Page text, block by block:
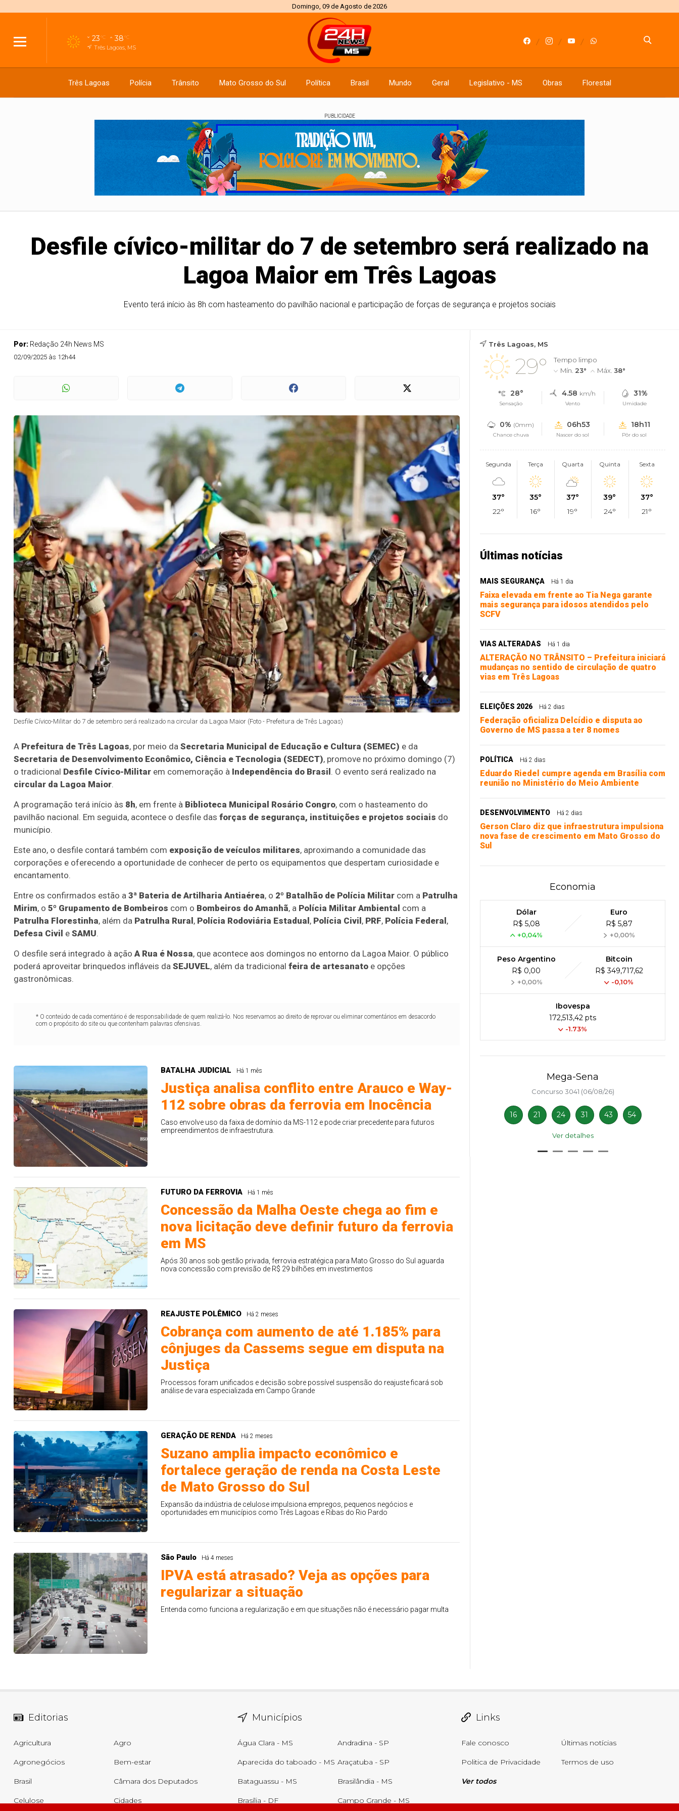
Domingo, 09 de Agosto de 2026
23°C 38°C
Três Lagoas, MS
Três Lagoas Polícia Trânsito Mato Grosso do Sul Política Brasil Mundo Geral Legislativo - MS Obras Florestal
PUBLICIDADE
Desfile cívico-militar do 7 de setembro será realizado na
Lagoa Maior em Três Lagoas
Evento terá início às 8h com hasteamento do pavilhão nacional e participação de forças de segurança e projetos sociais
Por: Redação 24h News MS
02/09/2025 às 12h44
Desfile Cívico-Militar do 7 de setembro será realizado na circular da Lagoa Maior (Foto - Prefeitura de Três Lagoas)
A Prefeitura de Três Lagoas, por meio da Secretaria Municipal de Educação e Cultura (SEMEC) e da
Secretaria de Desenvolvimento Econômico, Ciência e Tecnologia (SEDECT), promove no próximo domingo (7)
o tradicional Desfile Cívico-Militar em comemoração à Independência do Brasil . O evento será realizado na
circular da Lagoa Maior.
A programação terá início às 8h, em frente à Biblioteca Municipal Rosário Congro, com o hasteamento do
pavilhão nacional. Em seguida, acontece o desfile das forças de segurança, instituições e projetos sociais do
município.
Este ano, o desfile contará também com exposição de veículos militares, aproximando a comunidade das
corporações e oferecendo a oportunidade de conhecer de perto os equipamentos que despertam curiosidade e
encantamento.
Entre os confirmados estão a 3ª Bateria de Artilharia Antiaérea, o 2º Batalhão de Polícia Militar com a Patrulha
Mirim, o 5º Grupamento de Bombeiros com o Bombeiros do Amanhã, a Polícia Militar Ambiental com a
Patrulha Florestinha, além da Patrulha Rural , Polícia Rodoviária Estadual , Polícia Civil , PRF, Polícia Federal ,
Defesa Civil e SAMU.
O desfile será integrado à ação A Rua é Nossa, que acontece aos domingos no entorno da Lagoa Maior. O público
poderá aproveitar brinquedos infláveis da SEJUVEL, além da tradicional feira de artesanato e opções
gastronômicas.
* O conteúdo de cada comentário é de responsabilidade de quem realizá-lo. Nos reservamos ao direito de reprovar ou eliminar comentários em desacordo
com o propósito do site ou que contenham palavras ofensivas.
BATALHA JUDICIAL Há 1 mês
Justiça analisa conflito entre Arauco e Way-
112 sobre obras da ferrovia em Inocência
Caso envolve uso da faixa de domínio da MS-112 e pode criar precedente para futuros
empreendimentos de infraestrutura.
FUTURO DA FERROVIA Há 1 mês
Concessão da Malha Oeste chega ao fim e
nova licitação deve definir futuro da ferrovia
em MS
Após 30 anos sob gestão privada, ferrovia estratégica para Mato Grosso do Sul aguarda
nova concessão com previsão de R$ 29 bilhões em investimentos
REAJUSTE POLÊMICO Há 2 meses
Cobrança com aumento de até 1.185% para
cônjuges da Cassems segue em disputa na
Justiça
Processos foram unificados e decisão sobre possível suspensão do reajuste ficará sob
análise de vara especializada em Campo Grande
GERAÇÃO DE RENDA Há 2 meses
Suzano amplia impacto econômico e
fortalece geração de renda na Costa Leste
de Mato Grosso do Sul
Expansão da indústria de celulose impulsiona empregos, pequenos negócios e
oportunidades em municípios como Três Lagoas e Ribas do Rio Pardo
São Paulo Há 4 meses
IPVA está atrasado? Veja as opções para
regularizar a situação
Entenda como funciona a regularização e em que situações não é necessário pagar multa
Três Lagoas, MS
29°
Tempo limpo
Mín. 23° Máx. 38°
28°
Sensação
4.58 km/h
Vento
31%
Umidade
0% (0mm)
Chance chuva
06h53
Nascer do sol
18h11
Pôr do sol
Segunda
37°
22°
Terça
35°
16°
Quarta
37°
19°
Quinta
39°
24°
Sexta
37°
21°
Últimas notícias
MAIS SEGURANÇA Há 1 dia
Faixa elevada em frente ao Tia Nega garante
mais segurança para idosos atendidos pelo
SCFV
VIAS ALTERADAS Há 1 dia
ALTERAÇÃO NO TRÂNSITO – Prefeitura iniciará
mudanças no sentido de circulação de quatro
vias em Três Lagoas
ELEIÇÕES 2026 Há 2 dias
Federação oficializa Delcídio e disputa ao
Governo de MS passa a ter 8 nomes
POLÍTICA Há 2 dias
Eduardo Riedel cumpre agenda em Brasília com
reunião no Ministério do Meio Ambiente
DESENVOLVIMENTO Há 2 dias
Gerson Claro diz que infraestrutura impulsiona
nova fase de crescimento em Mato Grosso do
Sul
Economia
Dólar
R$ 5,08
+0,04%
Euro
R$ 5,87
+0,00%
Peso Argentino
R$ 0,00
+0,00%
Bitcoin
R$ 349,717,62
-0,10%
Ibovespa
172,513,42 pts
-1.73%
3756 (07/08/26)
06 09 10 11
16 19 21
detalhes
Concurso 2960 (07/08/26)
11
43 46 49 50 57
60
Ver detalhes
Concurso 2993 (07/08/26)
Mega-Sena
Concurso 3041 (06/08/26)
16 21 24 31 43 54
Ver detalhes
Editorias
Agricultura Agro
Agronegócios Bem-estar
Brasil Câmara dos Deputados
Celulose Cidades
Municípios
Água Clara - MS Andradina - SP
Aparecida do taboado - MS Araçatuba - SP
Bataguassu - MS Brasilândia - MS
Brasília - DF Campo Grande - MS
Links
Fale conosco Últimas notícias
Politica de Privacidade Termos de uso
Ver todos